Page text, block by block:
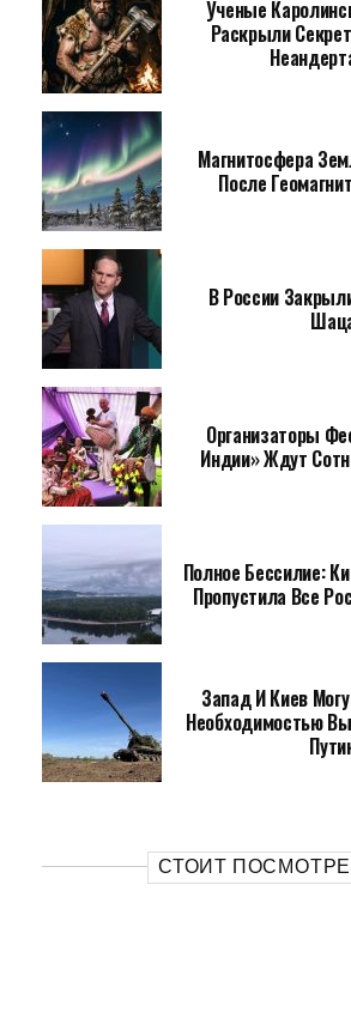
Ученые
Раскрыли
Магнитосфера
После
В России
Организаторы
Индии» Ждут
Полное Бессилие:
Пропустила Все
Запад И Киев
Необходимостью
СТОИТ